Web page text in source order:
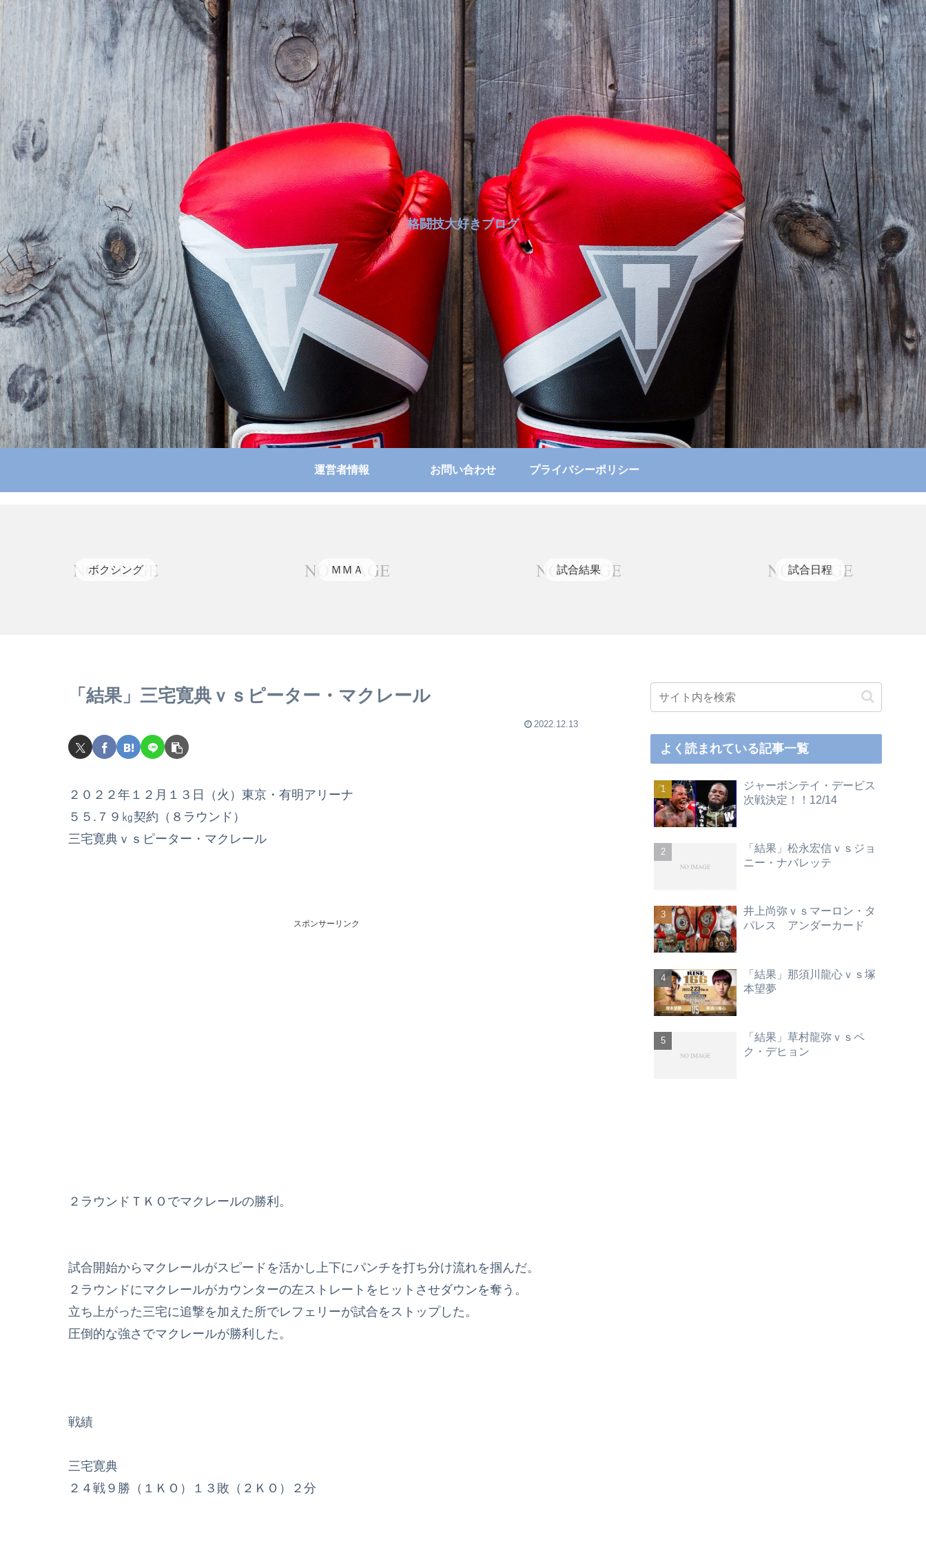
格闘技大好きブログ
運営者情報 お問い合わせ プライバシーポリシー
ボクシング ＭＭＡ 試合結果 試合日程
「結果」三宅寛典ｖｓピーター・マクレール
2022.12.13
２０２２年１２月１３日（火）東京・有明アリーナ
５５.７９㎏契約（８ラウンド）
三宅寛典ｖｓピーター・マクレール
スポンサーリンク
２ラウンドＴＫＯでマクレールの勝利。
試合開始からマクレールがスピードを活かし上下にパンチを打ち分け流れを掴んだ。
２ラウンドにマクレールがカウンターの左ストレートをヒットさせダウンを奪う。
立ち上がった三宅に追撃を加えた所でレフェリーが試合をストップした。
圧倒的な強さでマクレールが勝利した。
戦績
三宅寛典
２４戦９勝（１ＫＯ）１３敗（２ＫＯ）２分
よく読まれている記事一覧
ジャーボンテイ・デービス
次戦決定！！12/14
「結果」松永宏信ｖｓジョ
ニー・ナバレッテ
井上尚弥ｖｓマーロン・タ
パレス アンダーカード
「結果」那須川龍心ｖｓ塚
本望夢
「結果」草村龍弥ｖｓペ
ク・デヒョン